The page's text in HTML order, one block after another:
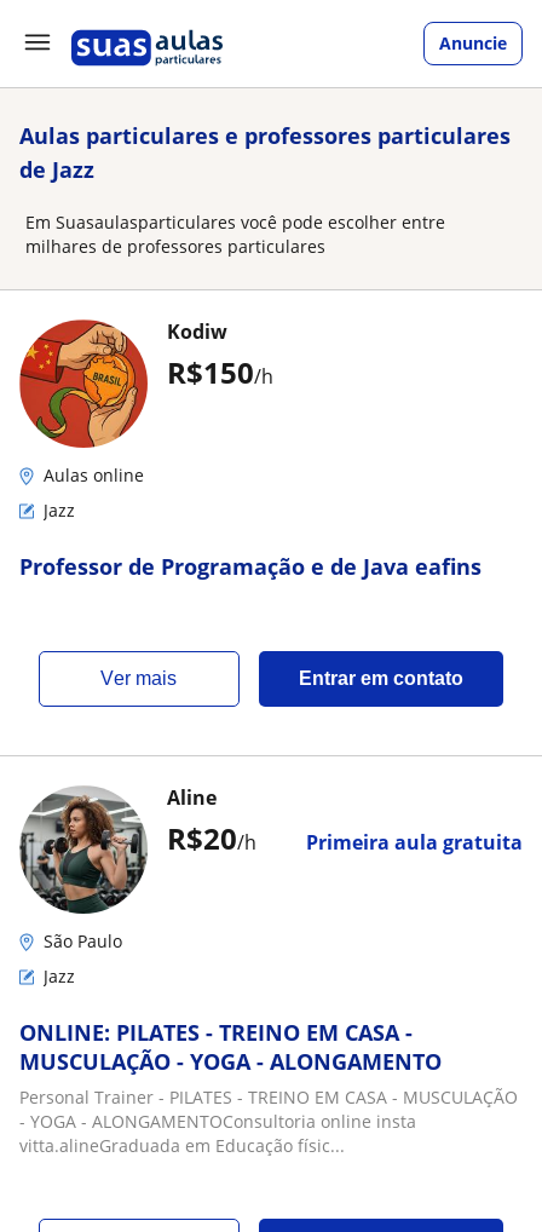
Anuncie
Aulas particulares e professores particulares
de Jazz
Em Suasaulasparticulares você pode escolher entre
milhares de professores particulares
R$150/h
Kodiw
Aulas online
Jazz
Professor de Programação e de Java eafins
ver mais Entrar em contato
R$20/h Primeira aula gratuita
Aline
São Paulo
Jazz
ONLINE: PILATES - TREINO EM CASA -
MUSCULAÇÃO - YOGA - ALONGAMENTO
Personal Trainer - PILATES - TREINO EM CASA - MUSCULAÇÃO
- YOGA - ALONGAMENTOConsultoria online insta
vitta.alineGraduada em Educação físic...